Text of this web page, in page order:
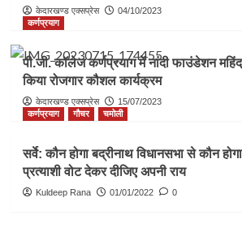
केदारखण्ड एक्सप्रेस
04/10/2023
कर्णप्रयाग
पी.जी. कॉलेज कर्णप्रयाग में नांदी फाउंडेशन
किया रोजगार कौशल कार्यक्रम
केदारखण्ड एक्सप्रेस
15/07/2023
कर्णप्रयाग
गौचर चमोली
सर्वे: कौन होगा बद्रीनाथ विधानसभा से कौन
प्रत्याशी वोट देकर दीजिए अपनी राय
Kuldeep Rana 01/01/2022 0